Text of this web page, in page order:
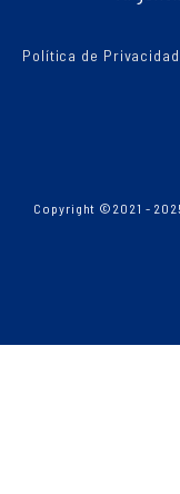
Política de Privacidad
Copyright ©2021 -